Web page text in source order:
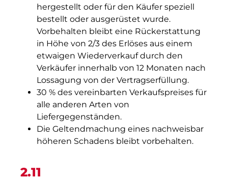
hergestellt oder für den Käufer speziell
bestellt oder ausgerüstet wurde.
Vorbehalten bleibt eine Rückerstattung
in Höhe von 2/3 des Erlöses aus einem
etwaigen Wiederverkauf durch den
Verkäufer innerhalb von 12 Monaten nach
Lossagung von der Vertragserfüllung.
30 % des vereinbarten Verkaufspreises für
alle anderen Arten von
Liefergegenständen.
Die Geltendmachung eines nachweisbar
höheren Schadens bleibt vorbehalten.
2.11